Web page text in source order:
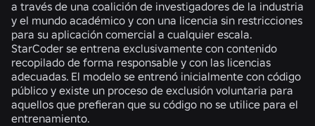
a través de una coalición de investigadores de la industria
y el mundo académico y con una licencia sin restricciones
para su aplicación comercial a cualquier escala.
StarCoder se entrena exclusivamente con contenido
recopilado de forma responsable y con las licencias
adecuadas. El modelo se entrenó inicialmente con código
público y existe un proceso de exclusión voluntaria para
aquellos que prefieran que su código no se utilice para el
entrenamiento.